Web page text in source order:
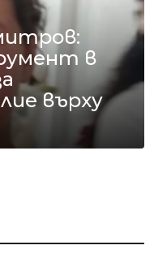
в
върху